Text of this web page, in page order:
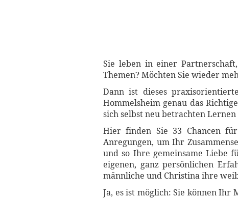
Sie leben in einer
Themen? Möchten Sie wieder
Dann ist dieses
Hommelsheim genau das
sich selbst neu betrachten
Hier finden Sie 33 Chancen
Anregungen, um Ihr
und so Ihre gemeinsame Liebe
eigenen, ganz persönlichen
männliche und Christina ihre
Ja, es ist möglich: Sie können